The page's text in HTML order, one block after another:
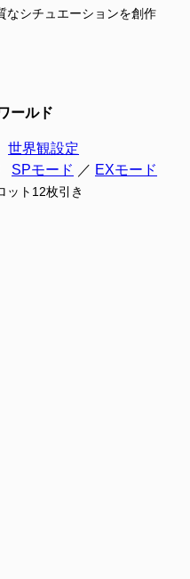
なシチュエーションを創作
ールド
世界観設定
SPモード ／ EXモード
ット12枚引き